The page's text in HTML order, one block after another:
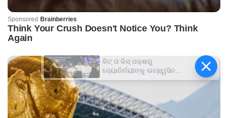
କିଟ୍‍ ଓ କିସ୍‍ ପକ୍ଷରୁ
ଜ୍ୟୋତିର୍ମୟୀଙ୍କୁ ଉଚ୍ଛ୍ୱସିତ
ସମ୍ବର୍ଦ୍ଧନା; ୫ଲକ୍ଷ ଟଙ୍କାର
ପ୍ରୋତ୍ସାହନ ରାଶି ପ୍ରଦାନ